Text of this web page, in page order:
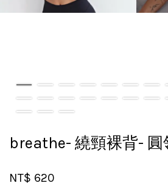
breathe- 繞頸裸背- 圓
NT$ 620